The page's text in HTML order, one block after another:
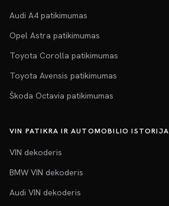
Audi A4 patikimumas
Opel Astra patikimumas
Toyota Corolla patikimumas
Toyota Avensis patikimumas
Škoda Octavia patikimumas
VIN PATIKRA IR AUTOMOBILIO ISTORIJA
VIN dekoderis
BMW VIN dekoderis
Audi VIN dekoderis